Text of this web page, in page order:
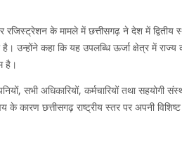
रजिस्ट्रेशन के मामले में छत्तीसगढ़ ने देश में द्वितीय
उन्होंने कहा कि यह उपलब्धि ऊर्जा क्षेत्र में राज्य
है।
सभी अधिकारियों, कर्मचारियों तथा सहयोगी
के कारण छत्तीसगढ़ राष्ट्रीय स्तर पर अपनी